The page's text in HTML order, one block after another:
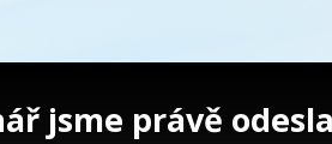
jsme právě